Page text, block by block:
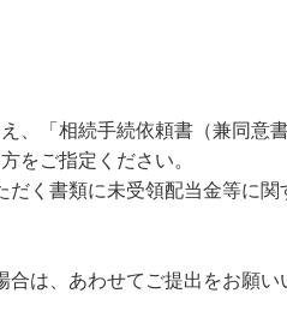
、「相続手続依頼書（兼同意
をご指定ください。
く書類に未受領配当金等に関
は、あわせてご提出をお願い